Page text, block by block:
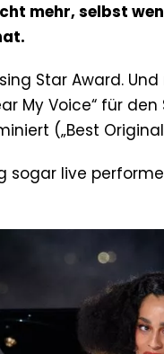
mehr, selbst
Star Award.
My Voice“ für
(„Best Original
live